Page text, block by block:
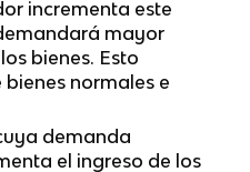
incrementa este
mayor
bienes. Esto
normales e
demanda
el ingreso de los